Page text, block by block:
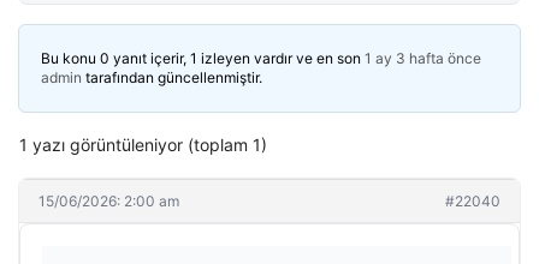
Bu konu 0 yanıt içerir, 1 izleyen vardır ve en son 1 ay 3 hafta önce
admin tarafından güncellenmiştir.
1 yazı görüntüleniyor (toplam 1)
15/06/2026: 2:00 am #22040